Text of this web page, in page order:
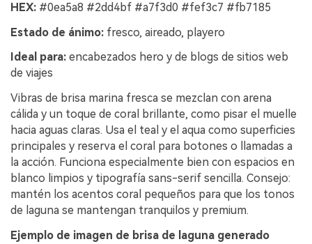
HEX: #0ea5a8 #2dd4bf #a7f3d0 #fef3c7 #fb7185
Estado de ánimo: fresco, aireado, playero
Ideal para: encabezados hero y de blogs de sitios web
de viajes
Vibras de brisa marina fresca se mezclan con arena
cálida y un toque de coral brillante, como pisar el muelle
hacia aguas claras. Usa el teal y el aqua como superficies
principales y reserva el coral para botones o llamadas a
la acción. Funciona especialmente bien con espacios en
blanco limpios y tipografía sans-serif sencilla. Consejo:
mantén los acentos coral pequeños para que los tonos
de laguna se mantengan tranquilos y premium.
Ejemplo de imagen de brisa de laguna generado